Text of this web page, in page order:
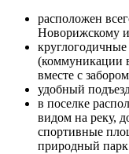
расположен
Новорижскому
круглогодичные
(коммуникации
вместе с
удобный
в поселке
видом на реку,
спортивные
природный